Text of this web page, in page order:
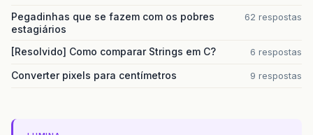
Pegadinhas que se fazem com os pobres
estagiários
62 respostas
[Resolvido] Como comparar Strings em C? 6 respostas
Converter pixels para centímetros 9 respostas